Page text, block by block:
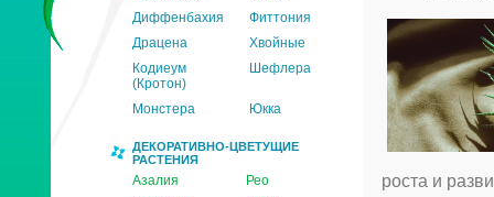
Диффенбахия
Фиттония
Драцена
Хвойные
Кодиеум
(Кротон)
Шефлера
Монстера Юкка
ДЕКОРАТИВНО-ЦВЕТУЩИЕ
РАСТЕНИЯ
Азалия
Рео
роста и